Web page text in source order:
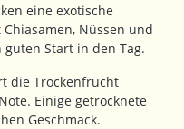
eine exotische
Nüssen und
Start in den Tag.
die Trockenfrucht
Einige getrocknete
Geschmack.